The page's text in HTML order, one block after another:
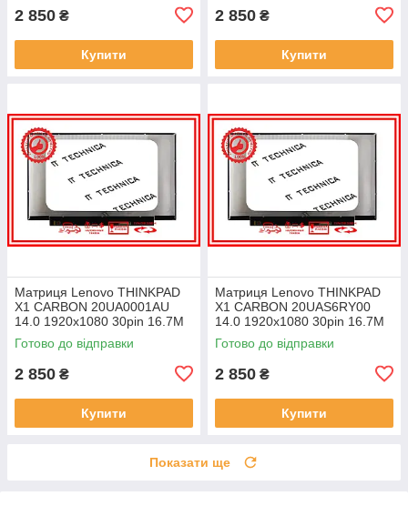
2 850 ₴
Купити
2 850 ₴
Купити
Матриця Lenovo THINKPAD
X1 CARBON 20UA0001AU
14.0 1920x1080 30pin 16.7M
45% NTSC 300 cd/m² для
ноутбука
Готово до відправки
2 850 ₴
Купити
Матриця Lenovo THINKPAD
X1 CARBON 20UAS6RY00
14.0 1920x1080 30pin 16.7M
45% NTSC 300 cd/m² для
ноутбука
Готово до відправки
2 850 ₴
Купити
Показати ще